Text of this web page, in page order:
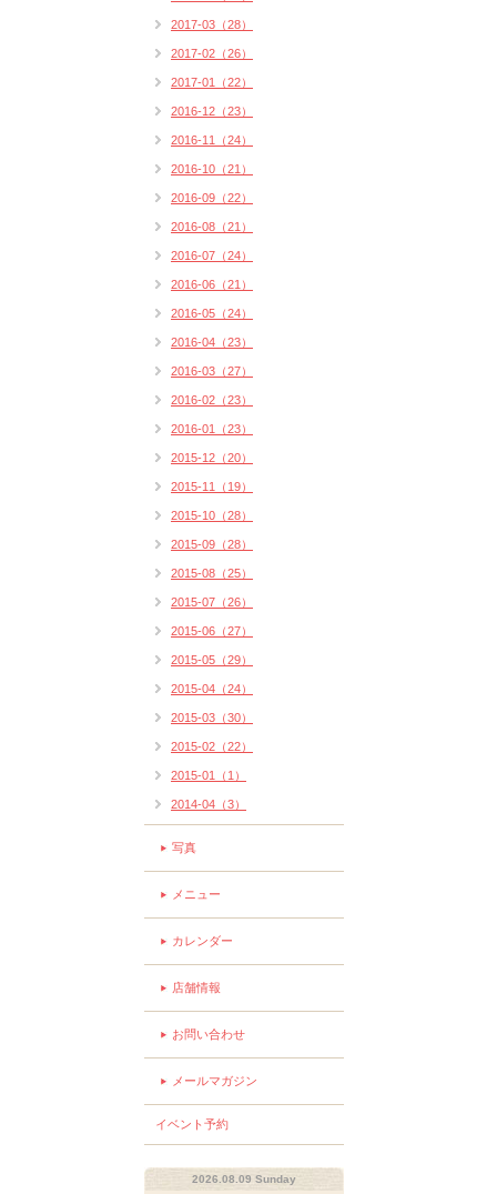
2017-03（28）
2017-02（26）
2017-01（22）
2016-12（23）
2016-11（24）
2016-10（21）
2016-09（22）
2016-08（21）
2016-07（24）
2016-06（21）
2016-05（24）
2016-04（23）
2016-03（27）
2016-02（23）
2016-01（23）
2015-12（20）
2015-11（19）
2015-10（28）
2015-09（28）
2015-08（25）
2015-07（26）
2015-06（27）
2015-05（29）
2015-04（24）
2015-03（30）
2015-02（22）
2015-01（1）
2014-04（3）
写真
メニュー
カレンダー
店舗情報
お問い合わせ
メールマガジン
イベント予約
2026.08.09 Sunday